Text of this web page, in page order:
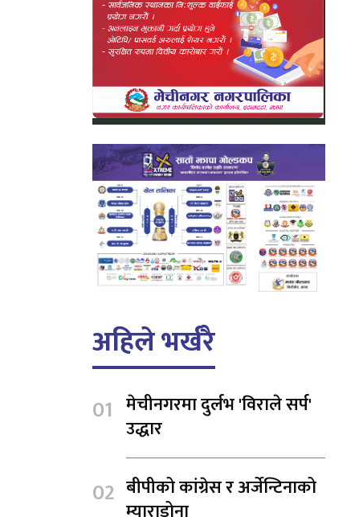
अहिले भर्खरै
मेचीनगरमा दुर्लभ 'विराले सर्प'
उद्धार
बीपीको कांग्रेस र अर्जेन्टिनाको